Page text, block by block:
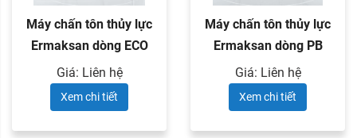
Máy chấn tôn thủy lực
Ermaksan dòng ECO
BEND ...
Giá: Liên hệ
Xem chi tiết
Máy chấn tôn thủy lực
Ermaksan dòng PB
FALCON ...
Giá: Liên hệ
Xem chi tiết